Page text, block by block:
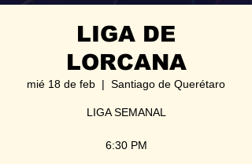
LIGA DE
LORCANA
mié 18 de feb
  |
Santiago de Querétaro
LIGA SEMANAL
6:30 PM